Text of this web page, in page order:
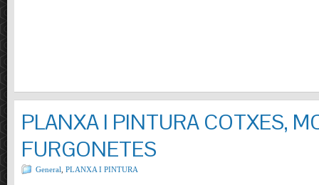
PLANXA I PINTURA COTXES,
FURGONETES
General PLANXA I PINTURA